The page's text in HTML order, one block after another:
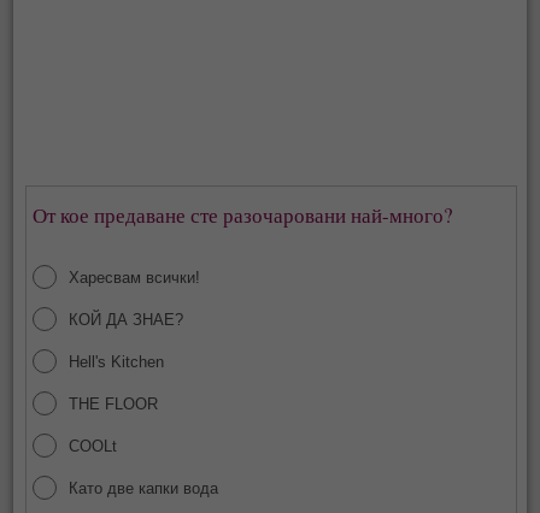
От кое предаване сте разочаровани най-много?
Харесвам всички!
КОЙ ДА ЗНАЕ?
Hell's Kitchen
THE FLOOR
COOLt
Като две капки вода